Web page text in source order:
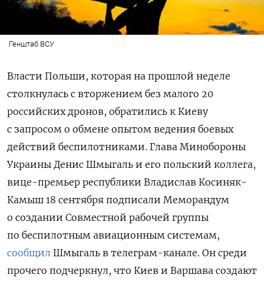
Генштаб ВСУ
Власти Польши, которая на прошлой неделе
столкнулась с вторжением без малого 20
российских дронов, обратились к Киеву
с запросом о обмене опытом ведения боевых
действий беспилотниками. Глава Минобороны
Украины Денис Шмыгаль и его польский коллега,
вице-премьер республики Владислав Косиняк-
Камыш 18 сентября подписали Меморандум
о создании Совместной рабочей группы
по беспилотным авиационным системам,
сообщил Шмыгаль в телеграм-канале. Он среди
прочего подчеркнул, что Киев и Варшава создают